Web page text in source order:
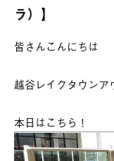
ラ）】
皆さんこんにちは
越谷レイクタウン
本日はこちら！